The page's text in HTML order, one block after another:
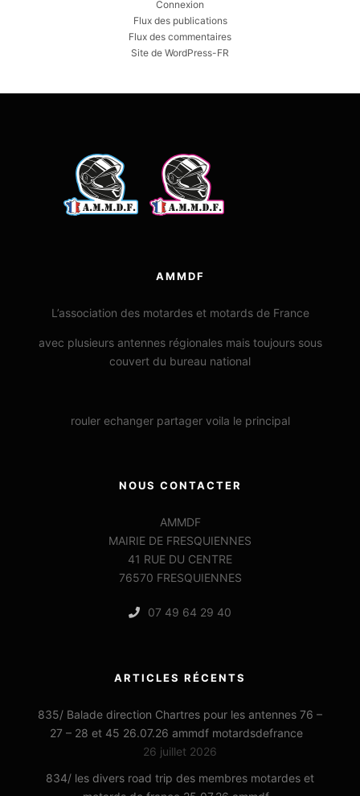
Connexion
Flux des publications
Flux des commentaires
Site de WordPress-FR
AMMDF
L’association des motardes et motards de France
avec plusieurs antennes régionales mais toujours sous
couvert du bureau national
rouler echanger partager voila le principal
NOUS CONTACTER
AMMDF
MAIRIE DE FRESQUIENNES
41 RUE DU CENTRE
76570 FRESQUIENNES
07 49 64 29 40
ARTICLES RÉCENTS
835/ Balade direction Chartres pour les antennes 76 –
27 – 28 et 45 26.07.26 ammdf motardsdefrance
26 juillet 2026
834/ les divers road trip des membres motardes et